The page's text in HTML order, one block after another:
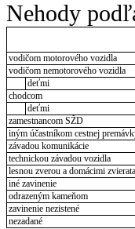
Nehody
vodičom motorového vozidla
vodičom nemotorového vozidla
deťmi
chodcom
deťmi
zamestnancom SŽD
iným účastníkom cestnej
závadou komunikácie
technickou závadou vozidla
lesnou zverou a domácimi
iné zavinenie
odrazeným kameňom
zavinenie nezistené
nezadané